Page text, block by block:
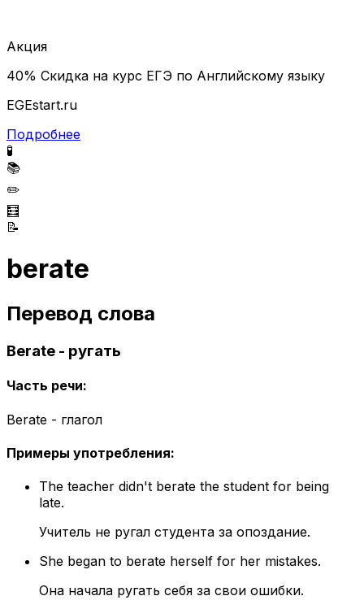
Акция
40% Скидка на курс ЕГЭ по Английскому языку
EGEstart.ru
Подробнее
🧪
📚
✏️
🧮
📝
berate
Перевод слова
Berate - ругать
Часть речи:
Berate - глагол
Примеры употребления:
The teacher didn't berate the student for being
late.
Учитель не ругал студента за опоздание.
She began to berate herself for her mistakes.
Она начала ругать себя за свои ошибки.